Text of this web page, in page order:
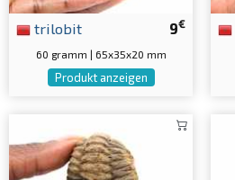
9€
trilobit
60 gramm | 65x35x20 mm
Produkt anzeigen